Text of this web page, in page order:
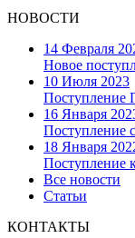
НОВОСТИ
14 Февраля
Новое
10 Июля 2023
16 Января
Поступление
18 Января
Поступление
Все новости
Статьи
КОНТАКТЫ